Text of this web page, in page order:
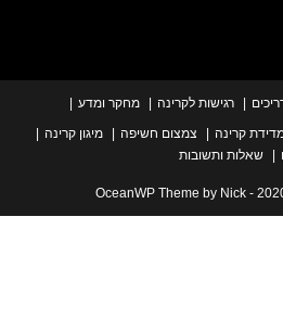
לקרינה
מחקר ומדע
צמצום חשיפה
מיגון קרינה